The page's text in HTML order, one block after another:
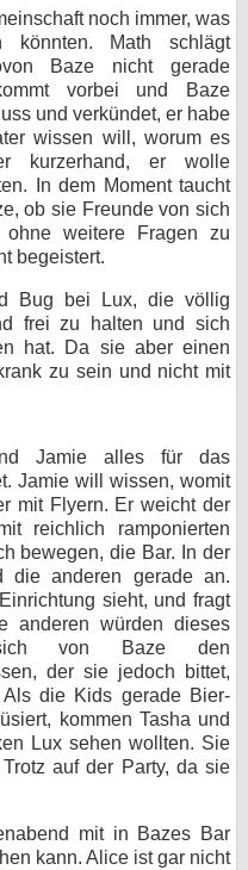
noch immer, was
Math schlägt
Baze nicht gerade
vorbei und Baze
und verkündet, er habe
wissen will, worum es
kurzerhand, er wolle
In dem Moment taucht
ob sie Freunde von sich
weitere Fragen zu
begeistert.
Bug bei Lux, die völlig
frei zu halten und sich
hat. Da sie aber einen
zu sein und nicht mit
Jamie alles für das
Jamie will wissen, womit
mit Flyern. Er weicht der
reichlich ramponierten
bewegen, die Bar. In der
die anderen gerade an.
sieht, und fragt
anderen würden dieses
von Baze den
der sie jedoch bittet,
die Kids gerade Bier-
kommen Tasha und
Lux sehen wollten. Sie
auf der Party, da sie
mit in Bazes Bar
kann. Alice ist gar nicht